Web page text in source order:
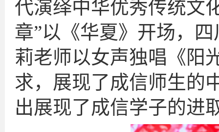
代演绎中华优秀传统文
章”以《华夏》开场，
莉老师以女声独唱《阳
求，展现了成信师生的
出展现了成信学子的进